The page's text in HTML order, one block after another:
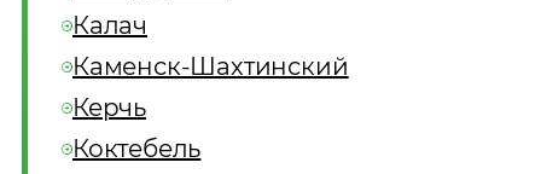
Калач
Каменск-Шахтинский
Керчь
Коктебель